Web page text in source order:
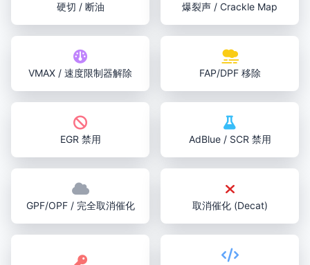
硬切 / 断油 爆裂声 / Crackle Map
VMAX / 速度限制器解除 FAP/DPF 移除
EGR 禁用 AdBlue / SCR 禁用
GPF/OPF / 完全取消催化 取消催化 (Decat)